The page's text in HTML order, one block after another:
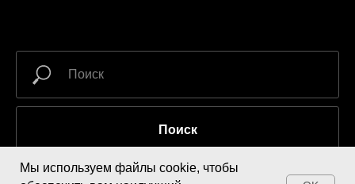
Поиск
Мы используем файлы cookie, чтобы